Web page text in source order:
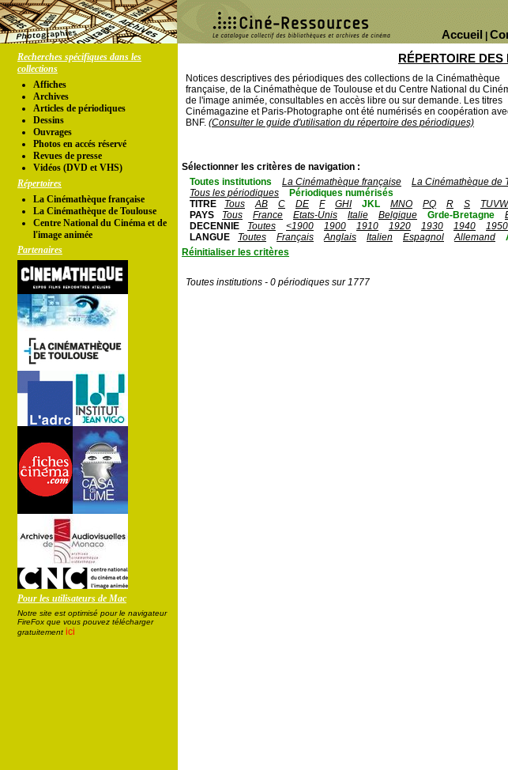
Accueil
Recherches spécifiques dans les
collections
Affiches
Archives
Articles de périodiques
Dessins
Ouvrages
Photos en accés réservé
Revues de presse
Vidéos (DVD et VHS)
Répertoires
La Cinémathèque française
La Cinémathèque de Toulouse
Centre National du Cinéma et de
l'image animée
Partenaires
Pour les utilisateurs de Mac
Notre site est optimisé pour le navigateur
FireFox que vous pouvez télécharger
gratuitement ici
RÉPERTOIRE DES
Notices descriptives des périodiques des collections de la Cinémathèque
française, de la Cinémathèque de Toulouse et du Centre National du
de l'image animée, consultables en accès libre ou sur demande. Les titres
Cinémagazine et Paris-Photographe ont été numérisés en coopération
BNF. (Consulter le guide d'utilisation du répertoire des périodiques)
Sélectionner les critères de navigation :
Toutes institutions
La Cinémathèque française La Cinémathèque de
Tous les périodiques
Périodiques numérisés
TITRE
Tous AB C DE F GHI JKL MNO PQ R S
PAYS
Tous France Etats-Unis Italie Belgique Grde-Bretagne
DECENNIE
Toutes <1900 1900 1910 1920 1930 1940 1950
LANGUE
Toutes Français Anglais Italien Espagnol Allemand
Réinitialiser les critères
Toutes institutions - 0 périodiques sur 1777